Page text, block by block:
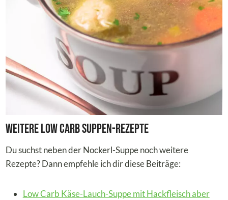
Weitere Low Carb Suppen-Rezepte
Du suchst neben der Nockerl-Suppe noch weitere
Rezepte? Dann empfehle ich dir diese Beiträge:
Low Carb Käse-Lauch-Suppe mit Hackfleisch aber